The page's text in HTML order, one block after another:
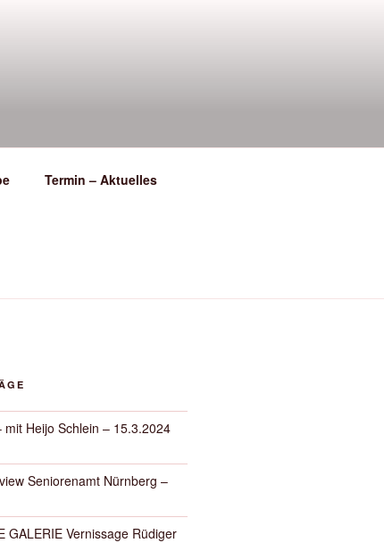
Termin – Aktuelles
Heijo Schlein – 15.3.2024
Seniorenamt Nürnberg –
GALERIE Vernissage Rüdiger